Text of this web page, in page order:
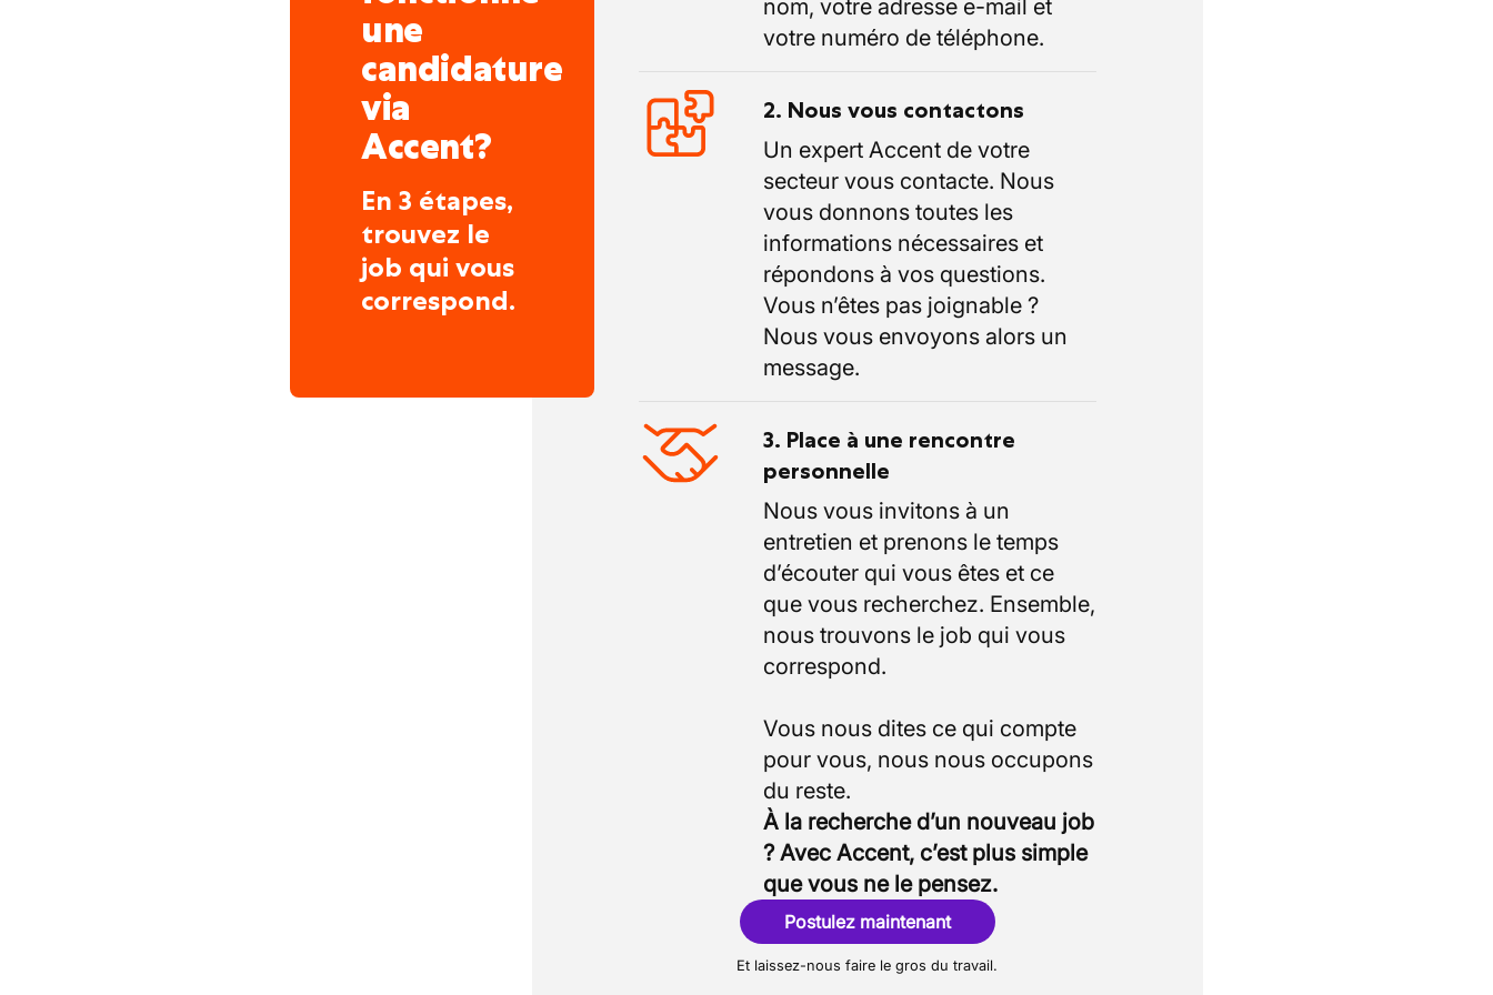
une
candidature
via
Accent?
En 3 étapes,
trouvez le
job qui vous
correspond.
nom, votre adresse e-mail et
votre numéro de téléphone.
2. Nous vous contactons
Un expert Accent de votre
secteur vous contacte. Nous
vous donnons toutes les
informations nécessaires et
répondons à vos questions.
Vous n’êtes pas joignable ?
Nous vous envoyons alors un
message.
3. Place à une rencontre
personnelle
Nous vous invitons à un
entretien et prenons le temps
d’écouter qui vous êtes et ce
que vous recherchez. Ensemble,
nous trouvons le job qui vous
correspond.
Vous nous dites ce qui compte
pour vous, nous nous occupons
À la recherche d’un nouveau job
? Avec Accent, c’est plus simple
que vous ne le pensez.
Postulez maintenant
Et laissez-nous faire le gros du travail.